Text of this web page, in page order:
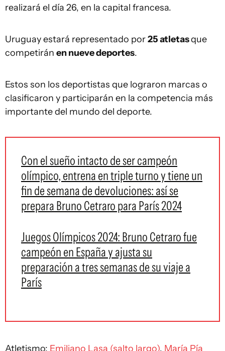
realizará el día 26, en la capital francesa.
Uruguay estará representado por25 atletasque
competirán en nueve deportes.
Estos son los deportistas que lograron marcas o
clasificaron y participarán en la competencia más
importante del mundo del deporte.
Con el sueño intacto de ser campeón
olímpico, entrena en triple turno y tiene un
fin de semana de devoluciones: así se
prepara Bruno Cetraro para París 2024
Juegos Olímpicos 2024: Bruno Cetraro fue
campeón en España y ajusta su
preparación a tres semanas de su viaje a
París
Atletismo: Emiliano Lasa (salto largo), María Pía